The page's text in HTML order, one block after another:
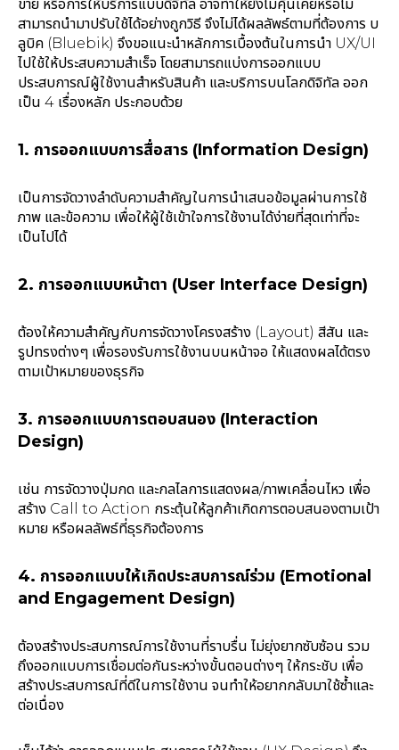
ขาย หรือการให้บริการแบบดิจิทัล อาจทำให้ยังไม่คุ้นเคยหรือไม่
สามารถนำมาปรับใช้ได้อย่างถูกวิธี จึงไม่ได้ผลลัพธ์ตามที่ต้องการ บ
ลูบิค (Bluebik) จึงขอแนะนำหลักการเบื้องต้นในการนำ UX/UI
ไปใช้ให้ประสบความสำเร็จ โดยสามารถแบ่งการออกแบบ
ประสบการณ์ผู้ใช้งานสำหรับสินค้า และบริการบนโลกดิจิทัล ออก
เป็น 4 เรื่องหลัก ประกอบด้วย
1. การออกแบบการสื่อสาร (Information Design)
เป็นการจัดวางลำดับความสำคัญในการนำเสนอข้อมูลผ่านการใช้
ภาพ และข้อความ เพื่อให้ผู้ใช้เข้าใจการใช้งานได้ง่ายที่สุดเท่าที่จะ
เป็นไปได้
2. การออกแบบหน้าตา (User Interface Design)
ต้องให้ความสำคัญกับการจัดวางโครงสร้าง (Layout) สีสัน และ
รูปทรงต่างๆ เพื่อรองรับการใช้งานบนหน้าจอ ให้แสดงผลได้ตรง
ตามเป้าหมายของธุรกิจ
3. การออกแบบการตอบสนอง (Interaction
Design)
เช่น การจัดวางปุ่มกด และกลไลการแสดงผล/ภาพเคลื่อนไหว เพื่อ
สร้าง Call to Action กระตุ้นให้ลูกค้าเกิดการตอบสนองตามเป้า
หมาย หรือผลลัพธ์ที่ธุรกิจต้องการ
4. การออกแบบให้เกิดประสบการณ์ร่วม (Emotional
and Engagement Design)
ต้องสร้างประสบการณ์การใช้งานที่ราบรื่น ไม่ยุ่งยากซับซ้อน รวม
ถึงออกแบบการเชื่อมต่อกันระหว่างขั้นตอนต่างๆ ให้กระชับ เพื่อ
สร้างประสบการณ์ที่ดีในการใช้งาน จนทำให้อยากกลับมาใช้ซ้ำและ
ต่อเนื่อง